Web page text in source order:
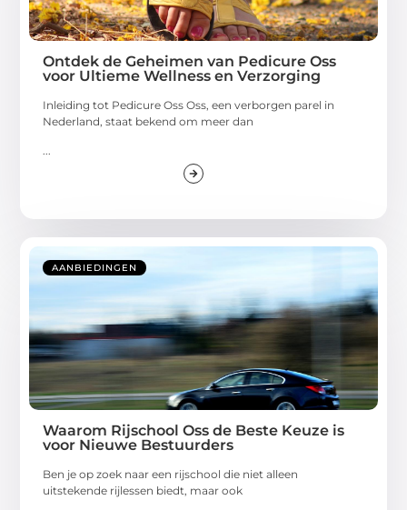
Ontdek de Geheimen van Pedicure Oss
voor Ultieme Wellness en Verzorging
Inleiding tot Pedicure Oss Oss, een verborgen parel in
Nederland, staat bekend om meer dan
...
AANBIEDINGEN
Waarom Rijschool Oss de Beste Keuze is
voor Nieuwe Bestuurders
Ben je op zoek naar een rijschool die niet alleen
uitstekende rijlessen biedt, maar ook